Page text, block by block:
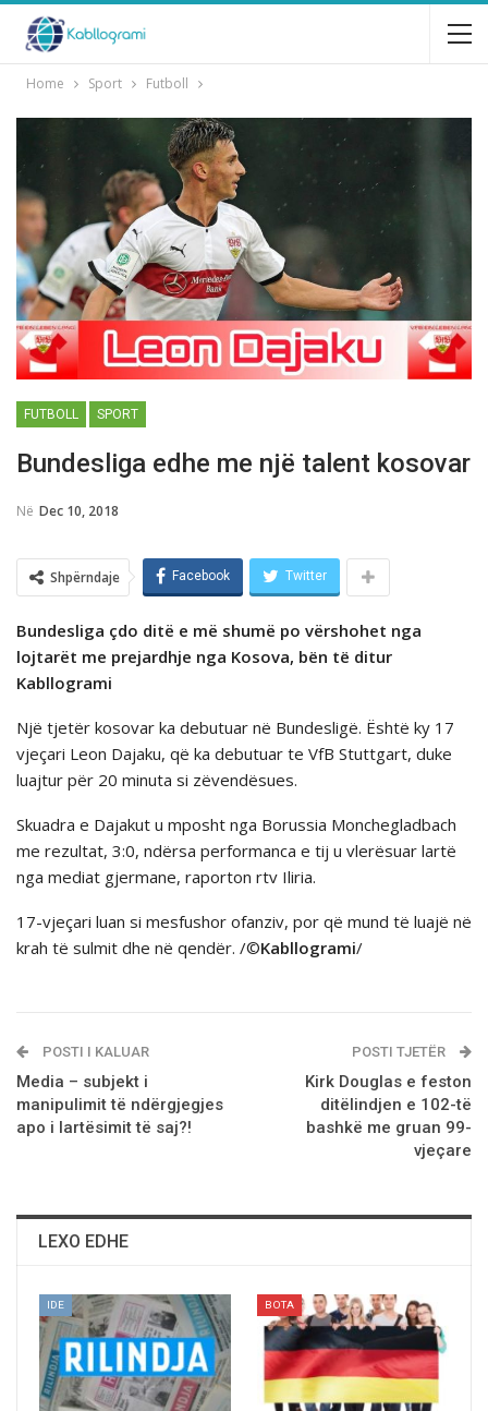
Home Sport Futboll
FUTBOLL SPORT
Bundesliga edhe me njё talent kosovar
Në Dec 10, 2018
Shpërndaje Facebook Twitter
Bundesliga çdo ditë e më shumë po vërshohet nga
lojtarët me prejardhje nga Kosova, bёn tё ditur
Kabllogrami
Një tjetër kosovar ka debutuar në Bundesligë. Ёshtё ky 17
vjeçari Leon Dajaku, qё ka debutuar te VfB Stuttgart, duke
luajtur për 20 minuta si zёvendёsues.
Skuadra e Dajakut u mposht nga Borussia Monchegladbach
me rezultat, 3:0, ndërsa performanca e tij u vlerësuar lartë
nga mediat gjermane, raporton rtv Iliria.
17-vjeçari luan si mesfushor ofanziv, por që mund të luajë në
krah të sulmit dhe në qendër. /©Kabllogrami/
POSTI I KALUAR
Media – subjekt i
manipulimit të ndërgjegjes
apo i lartësimit të saj?!
POSTI TJETËR
Kirk Douglas e feston
ditëlindjen e 102-të
bashkë me gruan 99-
vjeçare
LEXO EDHE
IDE BOTA